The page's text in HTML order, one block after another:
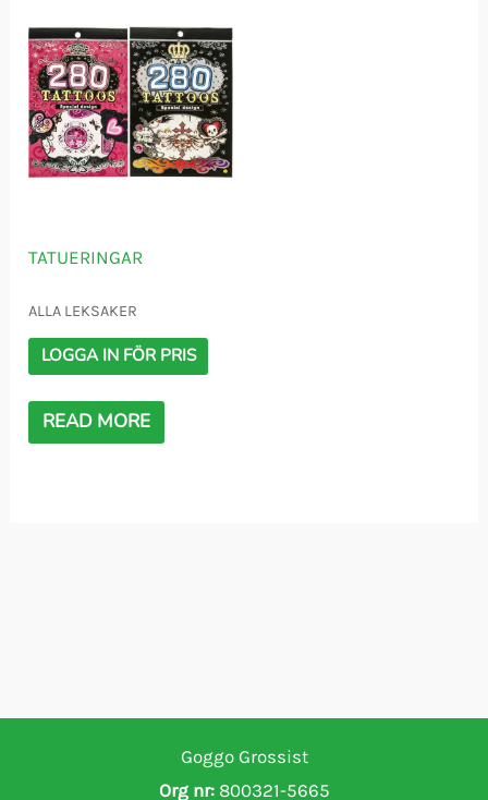
TATUERINGAR
ALLA LEKSAKER
LOGGA IN FÖR PRIS
READ MORE
Goggo Grossist
Org nr:800321-5665